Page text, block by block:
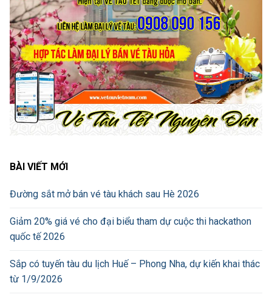
BÀI VIẾT MỚI
Đường sắt mở bán vé tàu khách sau Hè 2026
Giảm 20% giá vé cho đại biểu tham dự cuộc thi hackathon
quốc tế 2026
Sắp có tuyến tàu du lịch Huế – Phong Nha, dự kiến khai thác
từ 1/9/2026